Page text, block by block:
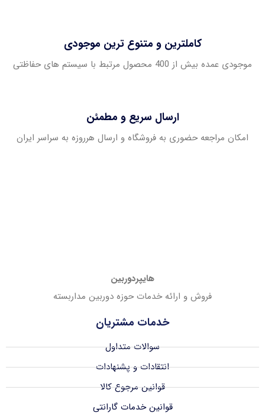
کاملترین و متنوع ترین موجودی
موجودی عمده بیش از 400 محصول مرتبط با سیستم های حفاظتی
ارسال سریع و مطمئن
امکان مراجعه حضوری به فروشگاه و ارسال هرروزه به سراسر ایران
هایپردوربین
فروش و ارائه خدمات حوزه دوربین مداربسته
خدمات مشتریان
سوالات متداول
انتقادات و پشنهادات
قوانین مرجوع کالا
قوانین خدمات گارانتی